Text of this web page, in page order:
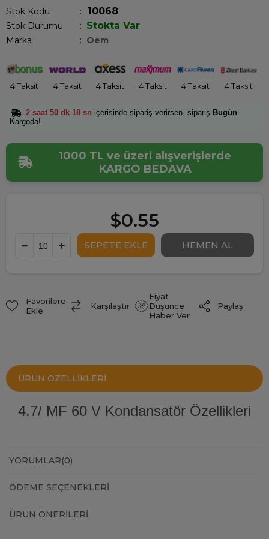
Stok Kodu 10068
Stok Durumu : Stokta Var
Marka : Oem
4 Taksit 4 Taksit 4 Taksit 4 Taksit 4 Taksit 4 Taksit
2 saat 50 dk 18 sn içerisinde sipariş verirsen, sipariş Bugün
Kargoda!
1000 TL ve üzeri alışverişlerde
KARGO BEDAVA
$0.55
Favorilere
Ekle
Karşılaştır
Fiyat
Düşünce
Haber Ver
Paylaş
ÜRÜN ÖZELLIKLERI
4.7/ MF 60 V Kondansatör Özellikleri
YORUMLAR(0)
ÖDEME SEÇENEKLERI
ÜRÜN ÖNERILERI